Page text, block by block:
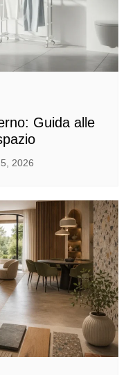
Guida alle
2026